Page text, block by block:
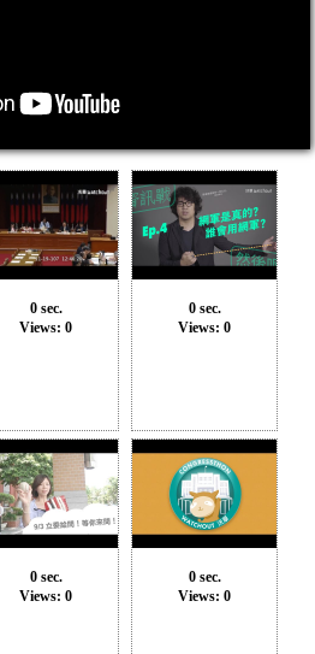
0 sec.
Views: 0
0 sec.
Views: 0
0 sec.
Views: 0
0 sec.
Views: 0